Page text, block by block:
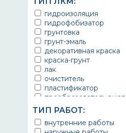
ТЕРМА
УРЕПЛЕН
гидроизоляция
гидрофобизатор
грунтовка
грунт-эмаль
декоративная краска
краска-грунт
лак
очиститель
пластификатор
преобразователь
эмаль
Краска
Покрытие
ТИП РАБОТ:
внутренние работы